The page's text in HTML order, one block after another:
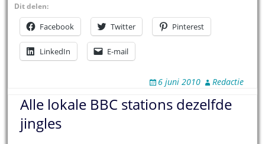
Dit delen:
Facebook Twitter Pinterest
LinkedIn E-mail
6 juni 2010 Redactie
Alle lokale BBC stations dezelfde
jingles